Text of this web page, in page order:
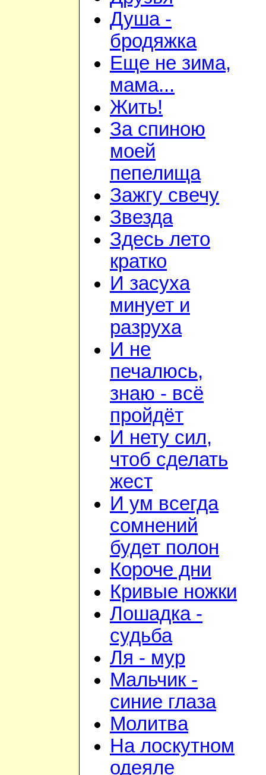
Душа -
бродяжка
Еще не зима,
мама...
Жить!
За спиною
моей
пепелища
Зажгу свечу
Звезда
Здесь лето
кратко
И засуха
минует и
разруха
И не
печалюсь,
знаю - всё
пройдёт
И нету сил,
чтоб сделать
жест
И ум всегда
сомнений
будет полон
Короче дни
Кривые ножки
Лошадка -
судьба
Ля - мур
Мальчик -
синие глаза
Молитва
На лоскутном
одеяле